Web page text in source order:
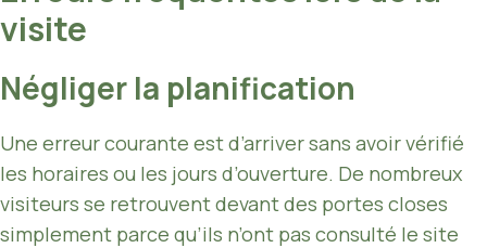
visite
Négliger la planification
Une erreur courante est d’arriver sans avoir vérifié
les horaires ou les jours d’ouverture. De nombreux
visiteurs se retrouvent devant des portes closes
simplement parce qu’ils n’ont pas consulté le site